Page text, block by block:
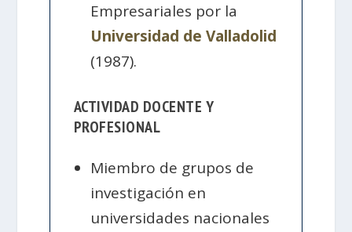
Empresariales por la
Universidad de Valladolid
(1987).
ACTIVIDAD DOCENTE Y
PROFESIONAL
Miembro de grupos de
investigación en
universidades nacionales